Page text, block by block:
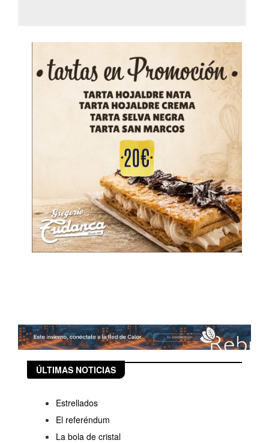
ÚLTIMAS NOTICIAS
Estrellados
El referéndum
La bola de cristal